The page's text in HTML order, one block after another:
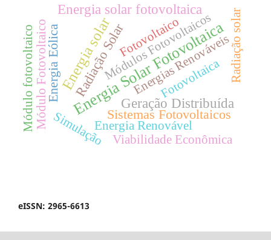
Energia Solar Fotovoltaica
Energia solar
Geração Distribuída
Energia solar fotovoltaica
Sistemas Fotovoltaicos
Energia EólicaRadiação SolarMódulos Fotovoltaicos
Energias RenováveisRadiação solar
Simulação
Fotovoltaica
Módulo Fotovoltaico
Módulo fotovoltaico
Energia Renovável
Viabilidade Econômica
Fotovoltaico
eISSN: 2965-6613